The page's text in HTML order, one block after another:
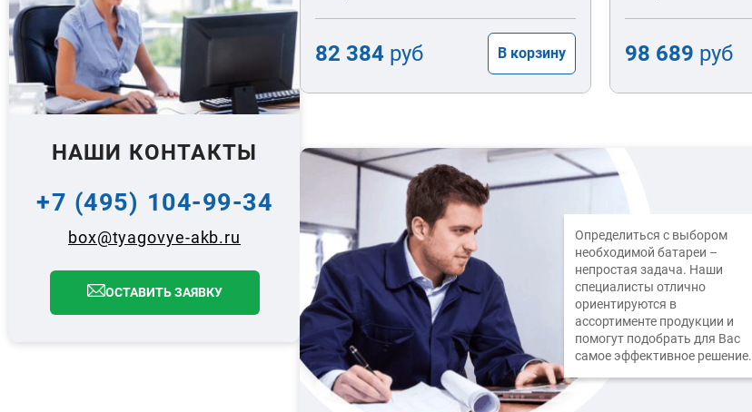
НАШИ КОНТАКТЫ
+7 (495) 104-99-34
box@tyagovye-akb.ru
ОСТАВИТЬ ЗАЯВКУ
82 384 руб В корзину 98 689 руб
Определиться с выбором
необходимой батареи –
непростая задача. Наши
специалисты отлично
ориентируются в
ассортименте продукции и
помогут подобрать для Вас
самое эффективное решение.